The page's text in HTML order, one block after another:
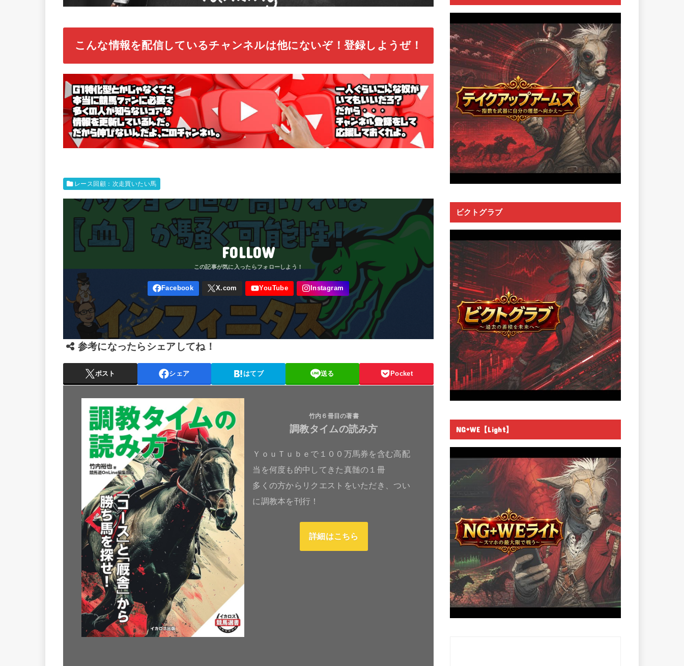
こんな情報を配信しているチャンネルは他にないぞ！登録しようぜ！
レース回顧：次走買いたい馬
FOLLOW
参考になったらシェアしてね！
ポスト シェア はてブ 送る Pocket
竹内６冊目の著書
調教タイムの読み方
ＹｏｕＴｕｂｅで１００万馬券を含む高配
当を何度も的中してきた真髄の１冊
多くの方からリクエストをいただき、つい
に調教本を刊行！
詳細はこちら
ビクトグラブ
NG+WE【Light】